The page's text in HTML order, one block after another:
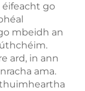
éifeacht go
mbeidh an
ard, in ann
ama.